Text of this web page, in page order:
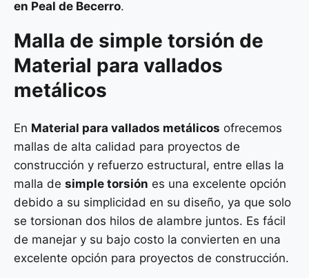
en Peal de Becerro.
Malla de simple torsión de
Material para vallados
metálicos
En Material para vallados metálicos ofrecemos
mallas de alta calidad para proyectos de
construcción y refuerzo estructural, entre ellas la
malla de simple torsión es una excelente opción
debido a su simplicidad en su diseño, ya que solo
se torsionan dos hilos de alambre juntos. Es fácil
de manejar y su bajo costo la convierten en una
excelente opción para proyectos de construcción.